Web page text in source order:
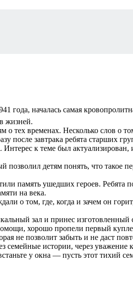
года, началась самая
жизней.
о тех временах. Несколько слов о
завтрака ребята старших
к теме был
детям понять, что такое
память ушедших героев. Ребята
на века.
о том, где, когда и зачем он
зал и принес
хорошо пропели первый
не позволит забыть и не даст
истории, через уважение
у окна — пусть этот тихий